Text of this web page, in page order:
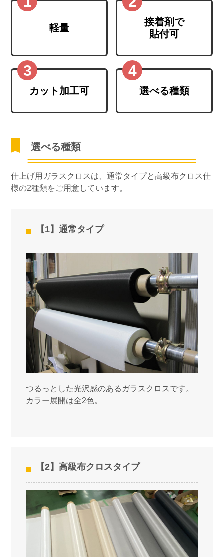
軽量
接着剤で
貼付可
カット加工可 選べる種類
選べる種類
仕上げ用ガラスクロスは、通常タイプと高級布クロス仕
様の2種類をご用意しています。
【1】通常タイプ
つるっとした光沢感のあるガラスクロスです。
カラー展開は全2色。
【2】高級布クロスタイプ